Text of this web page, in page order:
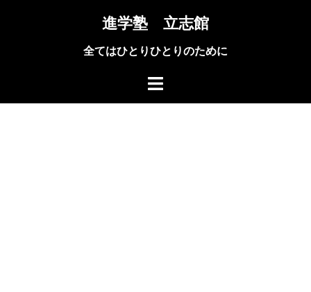
へ
進学塾 立志館
全てはひとりひとりのために